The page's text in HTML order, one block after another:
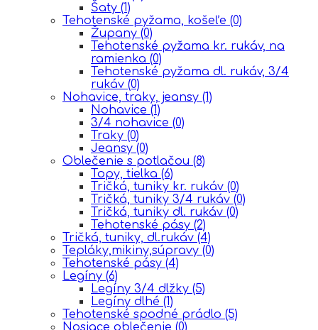
Šaty (1)
Tehotenské pyžama, košeľe (0)
Župany (0)
Tehotenské pyžama kr. rukáv, na
ramienka (0)
Tehotenské pyžama dl. rukáv, 3/4
rukáv (0)
Nohavice, traky, jeansy (1)
Nohavice (1)
3/4 nohavice (0)
Traky (0)
Jeansy (0)
Oblečenie s potlačou (8)
Topy, tielka (6)
Tričká, tuniky kr. rukáv (0)
Tričká, tuniky 3/4 rukáv (0)
Tričká, tuniky dl. rukáv (0)
Tehotenské pásy (2)
Tričká, tuniky, dl.rukáv (4)
Tepláky,mikiny,súpravy (0)
Tehotenské pásy (4)
Legíny (6)
Legíny 3/4 dlžky (5)
Legíny dlhé (1)
Tehotenské spodné prádlo (5)
Nosiace oblečenie (0)